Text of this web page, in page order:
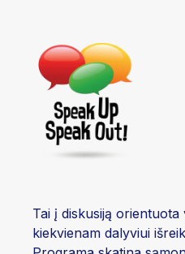
Tai į diskusiją
kiekvienam dalyviui